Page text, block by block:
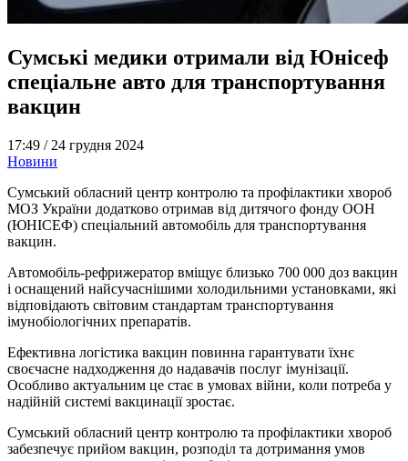
Сумські медики отримали від Юнісеф
спеціальне авто для транспортування
вакцин
17:49 / 24 грудня 2024
Новини
Сумський обласний центр контролю та профілактики хвороб
МОЗ України додатково отримав від дитячого фонду ООН
(ЮНІСЕФ) спеціальний автомобіль для транспортування
вакцин.
Автомобіль-рефрижератор вміщує близько 700 000 доз вакцин
і оснащений найсучаснішими холодильними установками, які
відповідають світовим стандартам транспортування
імунобіологічних препаратів.
Ефективна логістика вакцин повинна гарантувати їхнє
своєчасне надходження до надавачів послуг імунізації.
Особливо актуальним це стає в умовах війни, коли потреба у
надійній системі вакцинації зростає.
Сумський обласний центр контролю та профілактики хвороб
забезпечує прийом вакцин, розподіл та дотримання умов